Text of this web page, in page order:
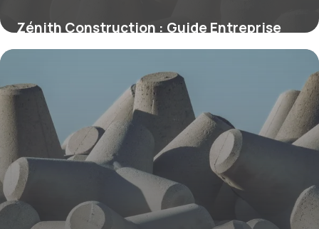
Zénith Construction : Guide Entreprise
2026